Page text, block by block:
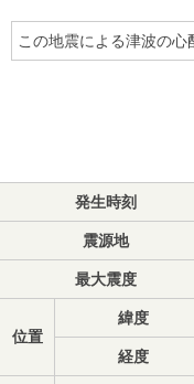
この地震による津波の心
発生時刻
震源地
最大震度
位置
緯度
経度